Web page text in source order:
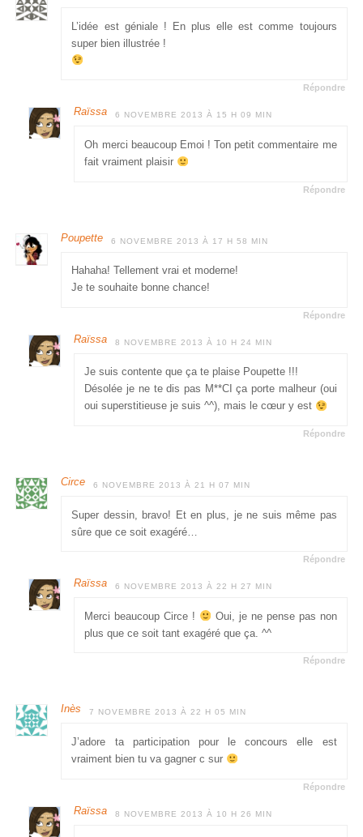
L’idée est géniale ! En plus elle est comme toujours
super bien illustrée !
Répondre
Raïssa 6 NOVEMBRE 2013 À 15 H 09 MIN
Oh merci beaucoup Emoi ! Ton petit commentaire me
fait vraiment plaisir
Répondre
Poupette 6 NOVEMBRE 2013 À 17 H 58 MIN
Hahaha! Tellement vrai et moderne!
Je te souhaite bonne chance!
Répondre
Raïssa 8 NOVEMBRE 2013 À 10 H 24 MIN
Je suis contente que ça te plaise Poupette !!!
Désolée je ne te dis pas M**CI ça porte malheur (oui
oui superstitieuse je suis ^^), mais le cœur y est
Répondre
Circe 6 NOVEMBRE 2013 À 21 H 07 MIN
Super dessin, bravo! Et en plus, je ne suis même pas
sûre que ce soit exagéré…
Répondre
Raïssa 6 NOVEMBRE 2013 À 22 H 27 MIN
Merci beaucoup Circe !
Oui, je ne pense pas non
plus que ce soit tant exagéré que ça. ^^
Répondre
Inès 7 NOVEMBRE 2013 À 22 H 05 MIN
J’adore ta participation pour le concours elle est
vraiment bien tu va gagner c sur
Répondre
Raïssa 8 NOVEMBRE 2013 À 10 H 26 MIN